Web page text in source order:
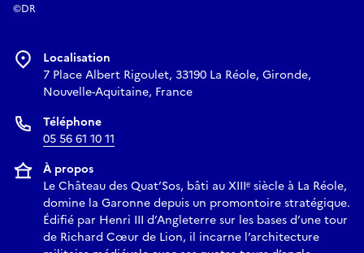
©DR
Localisation
7 Place Albert Rigoulet, 33190 La Réole, Gironde,
Nouvelle-Aquitaine, France
Téléphone
05 56 61 10 11
À propos
Le Château des Quat’Sos, bâti au XIIIᵉ siècle à La Réole,
domine la Garonne depuis un promontoire stratégique.
Édifié par Henri III d’Angleterre sur les bases d’une tour
de Richard Cœur de Lion, il incarne l’architecture